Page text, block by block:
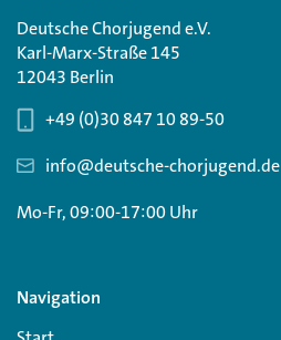
Deutsche Chorjugend e.V.
Karl-Marx-Straße 145
12043 Berlin
+49 (0)30 847 10 89-50
info@deutsche-chorjugend.de
Mo-Fr, 09:00-17:00 Uhr
Navigation